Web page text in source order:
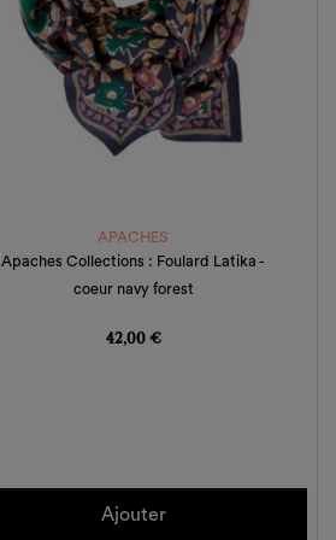
APACHES
Apaches Collections : Foulard Latika -
coeur navy forest
42,00 €
Ajouter